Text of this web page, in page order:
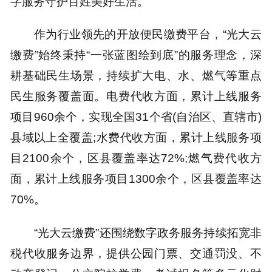
作为行业领先的开放便民缴费平台，“光大云
缴费”始终秉持“一张蓝图绘到底”的服务理念，深
耕基础民生场景，持续扩大电、水、燃气等重点
民生服务覆盖面。电费代收方面，累计上线服务
项目960余个，实现全国31个省(自治区、直辖市)
县域以上全覆盖;水费代收方面，累计上线服务项
目2100余个，区县覆盖率达72%;燃气费代收方
面，累计上线服务项目1300余个，区县覆盖率达
70%。
“光大云缴费”还围绕数字政务服务持续拓宽非
税代收服务边界，提供公园门票、交通罚没、不